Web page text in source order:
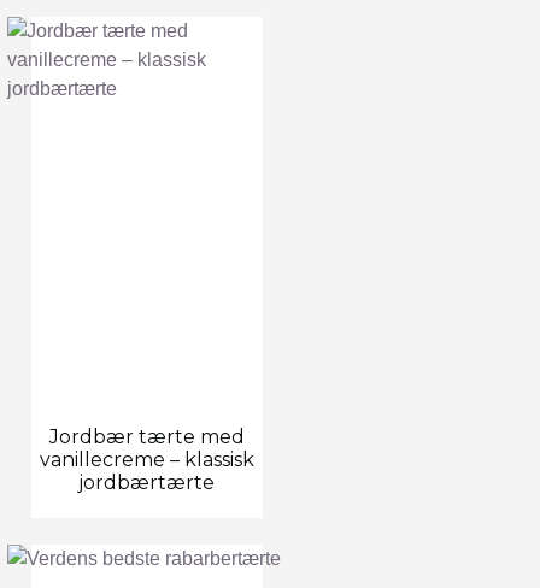
Jordbær tærte med
vanillecreme – klassisk
jordbærtærte